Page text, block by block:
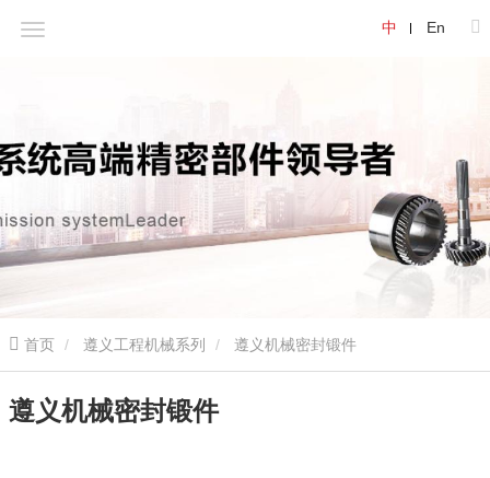
中 En
首页 遵义工程机械系列 遵义机械密封锻件
遵义机械密封锻件